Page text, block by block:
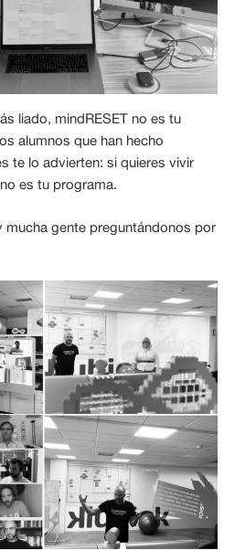
liado, mindRESET no es tu
alumnos que han hecho
te lo advierten: si quieres vivir
es tu programa.
mucha gente preguntándonos por